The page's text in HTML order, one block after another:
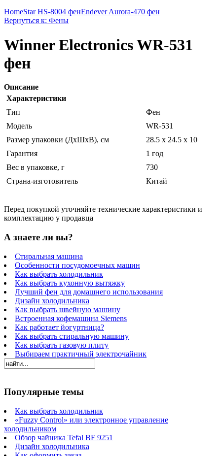
HomeStar HS-8004 фенEndever Aurora-470 фен
Вернуться к: Фены
Winner Electronics WR-531
фен
Описание
Характеристики
Тип
Фен
Модель
WR-531
Размер упаковки (ДхШхВ), см
28.5 x 24.5 x 10
Гарантия
1 год
Вес в упаковке, г
730
Страна-изготовитель
Китай
Перед покупкой уточняйте технические характеристики и
комплектацию у продавца
А знаете ли вы?
Стиральная машина
Особенности посудомоечных машин
Как выбрать холодильник
Как выбрать кухонную вытяжку
Лучший фен для домашнего использования
Дизайн холодильника
Как выбрать швейную машину
Встроенная кофемашина Siemens
Как работает йогуртница?
Как выбрать стиральную машину
Как выбрать газовую плиту
Выбираем практичный электрочайник
Популярные темы
Как выбрать холодильник
«Fuzzy Control» или электронное управление
холодильником
Обзор чайника Tefal BF 9251
Дизайн холодильника